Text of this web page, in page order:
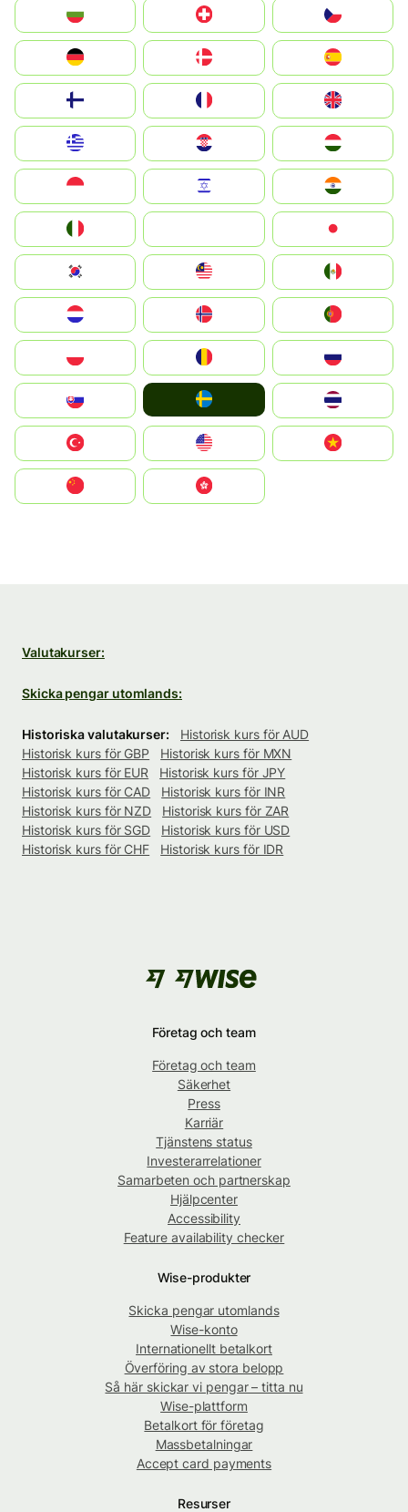
Switzerland
Deutschland
United Kingdom
Magyarország
South Korea
United States
中國香港特別行政區
Valutakurser:
Skicka pengar utomlands:
Historiska valutakurser:
Historisk kurs för AUD
Historisk kurs för GBP
Historisk kurs för MXN
Historisk kurs för EUR
Historisk kurs för JPY
Historisk kurs för CAD
Historisk kurs för INR
Historisk kurs för NZD
Historisk kurs för ZAR
Historisk kurs för SGD
Historisk kurs för USD
Historisk kurs för CHF
Historisk kurs för IDR
Företag och team
Företag och team
Säkerhet
Press
Karriär
Tjänstens status
Investerarrelationer
Samarbeten och partnerskap
Hjälpcenter
Accessibility
Feature availability checker
Wise-produkter
Skicka pengar utomlands
Wise-konto
Internationellt betalkort
Överföring av stora belopp
Så här skickar vi pengar – titta nu
Wise-plattform
Betalkort för företag
Massbetalningar
Accept card payments
Resurser